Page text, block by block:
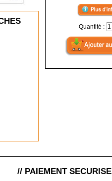
Quantité :
// PAIEMENT SECURISE